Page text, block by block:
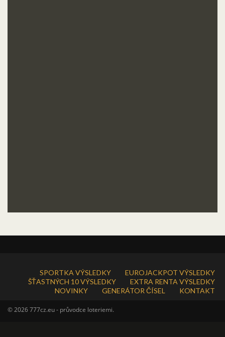
SPORTKA VÝSLEDKY
EUROJACKPOT VÝSLEDKY
ŠŤASTNÝCH 10 VÝSLEDKY
EXTRA RENTA VÝSLEDKY
NOVINKY
GENERÁTOR ČÍSEL KONTAKT
© 2026 777cz.eu - průvodce loteriemi.